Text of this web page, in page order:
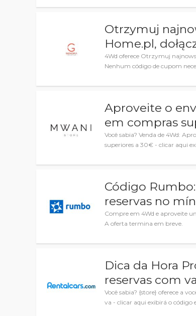
Otrzymuj
Home.pl,
4Wd oferece Otrzymuj
Nenhum código de cupom
Aproveite o
em compras
Você sabia? Venda de 4Wd:
superiores a 30€ - clicar aqui
Código
reservas no
Compre em 4Wd e aproveite
A oferta termina em breve.
Dica da Hora
reservas com va
Você sabia? {store} oferece a
va - clicar aqui exibirá o código